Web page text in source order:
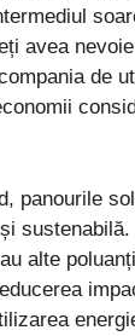
avea
de
panourile
alte